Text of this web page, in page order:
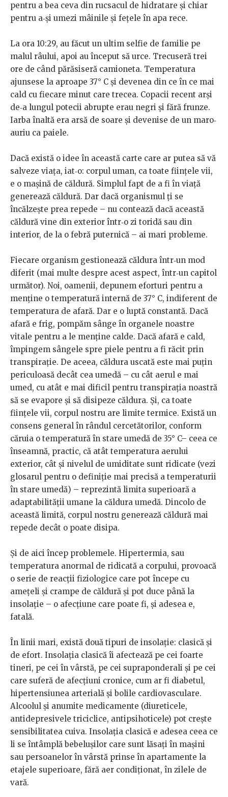
pentru a bea ceva din rucsacul de hidratare şi chiar
pentru a‐şi umezi mâinile şi feţele în apa rece.
La ora 10:29, au făcut un ultim selfie de familie pe
malul râului, apoi au început să urce. Trecuseră trei
ore de când părăsiseră camioneta. Temperatura
ajunsese la aproape 37° C şi devenea din ce în ce mai
cald cu fiecare minut care trecea. Copacii recent arşi
de‐a lungul potecii abrupte erau negri şi fără frunze.
Iarba înaltă era arsă de soare şi devenise de un maro‐
auriu ca paiele.
Dacă există o idee în această carte care ar putea să vă
salveze viaţa, iat‐o: corpul uman, ca toate fiinţele vii,
e o maşină de căldură. Simplul fapt de a fi în viaţă
generează căldură. Dar dacă organismul ţi se
încălzeşte prea repede – nu contează dacă această
căldură vine din exterior într‐o zi toridă sau din
interior, de la o febră puternică – ai mari probleme.
Fiecare organism gestionează căldura într‐un mod
diferit (mai multe despre acest aspect, într‐un capitol
următor). Noi, oamenii, depunem eforturi pentru a
menţine o temperatură internă de 37° C, indiferent de
temperatura de afară. Dar e o luptă constantă. Dacă
afară e frig, pompăm sânge în organele noastre
vitale pentru a le menţine calde. Dacă afară e cald,
împingem sângele spre piele pentru a fi răcit prin
transpiraţie. De aceea, căldura uscată este mai puţin
periculoasă decât cea umedă – cu cât aerul e mai
umed, cu atât e mai dificil pentru transpiraţia noastră
să se evapore şi să disipeze căldura. Și, ca toate
fiinţele vii, corpul nostru are limite termice. Există un
consens general în rândul cercetătorilor, conform
căruia o temperatură în stare umedă de 35° C– ceea ce
înseamnă, practic, că atât temperatura aerului
exterior, cât şi nivelul de umiditate sunt ridicate (vezi
glosarul pentru o definiţie mai precisă a temperaturii
în stare umedă) – reprezintă limita superioară a
adaptabilităţii umane la căldura umedă. Dincolo de
această limită, corpul nostru generează căldură mai
repede decât o poate disipa.
Și de aici încep problemele. Hipertermia, sau
temperatura anormal de ridicată a corpului, provoacă
o serie de reacţii fiziologice care pot începe cu
ameţeli şi crampe de căldură şi pot duce până la
insolaţie – o afecţiune care poate fi, şi adesea e,
fatală.
În linii mari, există două tipuri de insolaţie: clasică şi
de efort. Insolaţia clasică îi afectează pe cei foarte
tineri, pe cei în vârstă, pe cei supraponderali şi pe cei
care suferă de afecţiuni cronice, cum ar fi diabetul,
hipertensiunea arterială şi bolile cardiovasculare.
Alcoolul şi anumite medicamente (diureticele,
antidepresivele triciclice, antipsihoticele) pot creşte
sensibilitatea cuiva. Insolaţia clasică e adesea ceea ce
li se întâmplă bebeluşilor care sunt lăsaţi în maşini
sau persoanelor în vârstă prinse în apartamente la
etajele superioare, fără aer condiţionat, în zilele de
vară.